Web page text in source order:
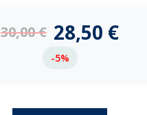
5
30,00€ 28,50 €
-5%